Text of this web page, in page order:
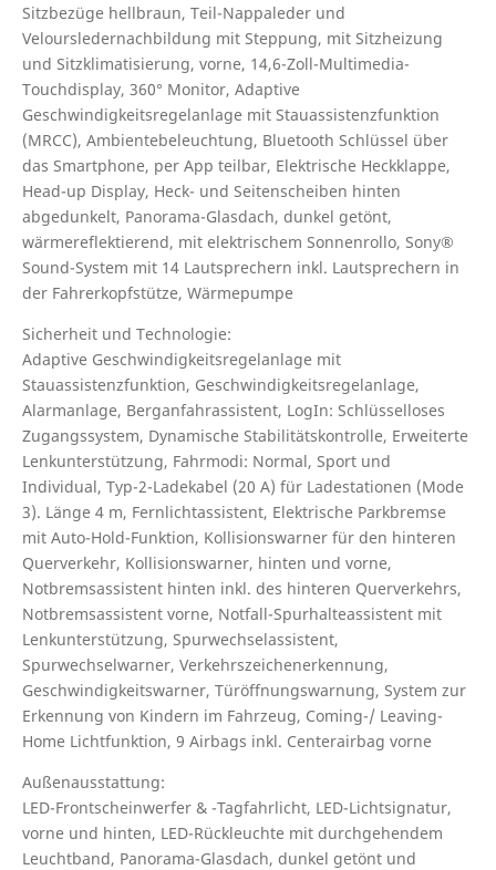
Sitzbezüge hellbraun, Teil-Nappaleder und
Veloursledernachbildung mit Steppung, mit Sitzheizung
und Sitzklimatisierung, vorne, 14,6-Zoll-Multimedia-
Touchdisplay, 360° Monitor, Adaptive
Geschwindigkeitsregelanlage mit Stauassistenzfunktion
(MRCC), Ambientebeleuchtung, Bluetooth Schlüssel über
das Smartphone, per App teilbar, Elektrische Heckklappe,
Head-up Display, Heck- und Seitenscheiben hinten
abgedunkelt, Panorama-Glasdach, dunkel getönt,
wärmereflektierend, mit elektrischem Sonnenrollo, Sony®
Sound-System mit 14 Lautsprechern inkl. Lautsprechern in
der Fahrerkopfstütze, Wärmepumpe
Sicherheit und Technologie:
Adaptive Geschwindigkeitsregelanlage mit
Stauassistenzfunktion, Geschwindigkeitsregelanlage,
Alarmanlage, Berganfahrassistent, LogIn: Schlüsselloses
Zugangssystem, Dynamische Stabilitätskontrolle, Erweiterte
Lenkunterstützung, Fahrmodi: Normal, Sport und
Individual, Typ-2-Ladekabel (20 A) für Ladestationen (Mode
3). Länge 4 m, Fernlichtassistent, Elektrische Parkbremse
mit Auto-Hold-Funktion, Kollisionswarner für den hinteren
Querverkehr, Kollisionswarner, hinten und vorne,
Notbremsassistent hinten inkl. des hinteren Querverkehrs,
Notbremsassistent vorne, Notfall-Spurhalteassistent mit
Lenkunterstützung, Spurwechselassistent,
Spurwechselwarner, Verkehrszeichenerkennung,
Geschwindigkeitswarner, Türöffnungswarnung, System zur
Erkennung von Kindern im Fahrzeug, Coming-/ Leaving-
Home Lichtfunktion, 9 Airbags inkl. Centerairbag vorne
Außenausstattung:
LED-Frontscheinwerfer & -Tagfahrlicht, LED-Lichtsignatur,
vorne und hinten, LED-Rückleuchte mit durchgehendem
Leuchtband, Panorama-Glasdach, dunkel getönt und